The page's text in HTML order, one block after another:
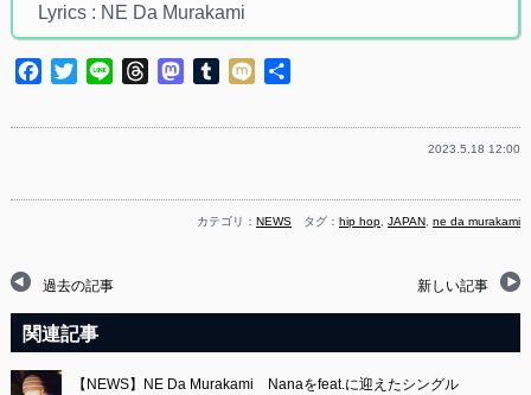
Lyrics : NE Da Murakami
Facebook
TwitterLine ThreadsMastodon
Tumblr
Mixi
2023.5.18 12:00
カテゴリ：NEWS タグ：hip hop ,JAPAN ,ne da murakami
過去の記事 新しい記事
関連記事
【NEWS】NE Da Murakami Nanaをfeat.に迎えたシングル